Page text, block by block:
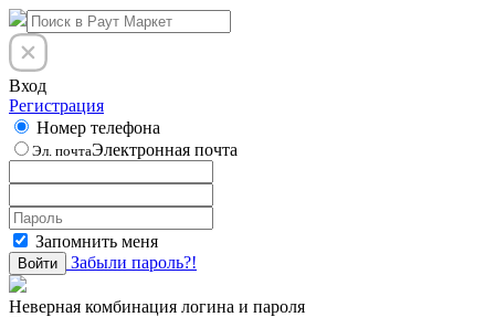
Вход
Регистрация
Номер телефона
Эл. почтаЭлектронная почта
Запомнить меня
Войти Забыли пароль?!
Неверная комбинация логина и пароля